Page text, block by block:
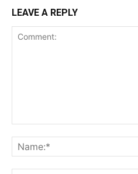
LEAVE A REPLY